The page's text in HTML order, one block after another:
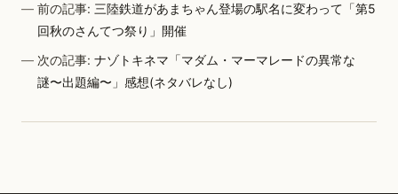
前の記事: 三陸鉄道があまちゃん登場の駅名に変わって「第5
回秋のさんてつ祭り」開催
次の記事:ナゾトキネマ「マダム・マーマレードの異常な
謎〜出題編〜」感想(ネタバレなし)